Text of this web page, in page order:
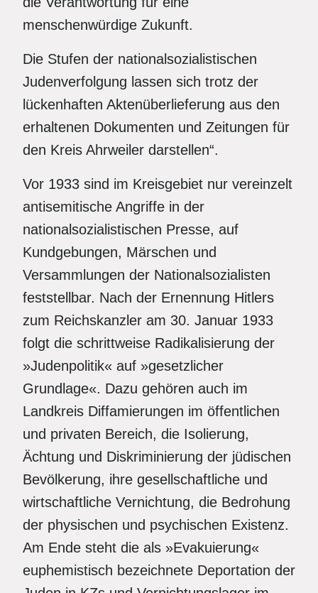
menschenwürdige Zukunft.
Die Stufen der nationalsozialistischen
Judenverfolgung lassen sich trotz der
lückenhaften Aktenüberlieferung aus den
erhaltenen Dokumenten und Zeitungen für
den Kreis Ahrweiler darstellen“.
Vor 1933 sind im Kreisgebiet nur vereinzelt
antisemitische Angriffe in der
nationalsozialistischen Presse, auf
Kundgebungen, Märschen und
Versammlungen der Nationalsozialisten
feststellbar. Nach der Ernennung Hitlers
zum Reichskanzler am 30. Januar 1933
folgt die schrittweise Radikalisierung der
»Judenpolitik« auf »gesetzlicher
Grundlage«. Dazu gehören auch im
Landkreis Diffamierungen im öffentlichen
und privaten Bereich, die Isolierung,
Ächtung und Diskriminierung der jüdischen
Bevölkerung, ihre gesellschaftliche und
wirtschaftliche Vernichtung, die Bedrohung
der physischen und psychischen Existenz.
Am Ende steht die als »Evakuierung«
euphemistisch bezeichnete Deportation der